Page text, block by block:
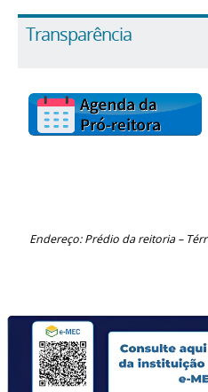
Transparência
Endereço: Prédio da reitoria –